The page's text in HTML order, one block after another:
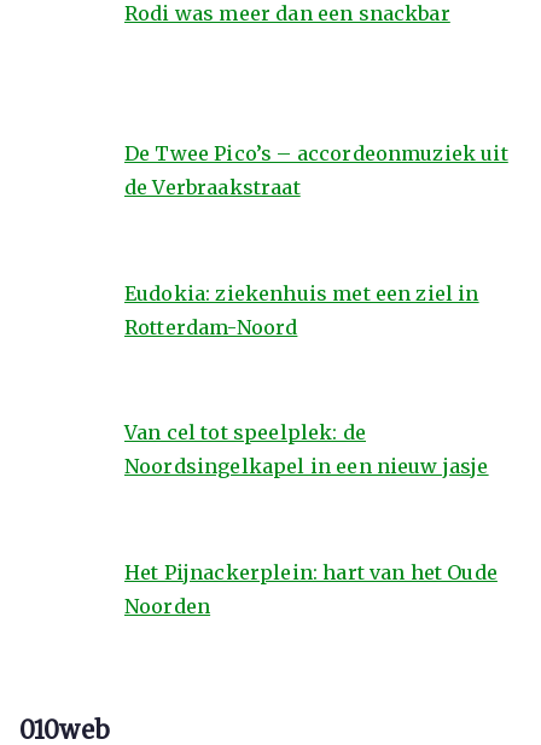
Rodi was meer dan een snackbar
De Twee Pico’s – accordeonmuziek uit
de Verbraakstraat
Eudokia: ziekenhuis met een ziel in
Rotterdam-Noord
Van cel tot speelplek: de
Noordsingelkapel in een nieuw jasje
Het Pijnackerplein: hart van het Oude
Noorden
010web